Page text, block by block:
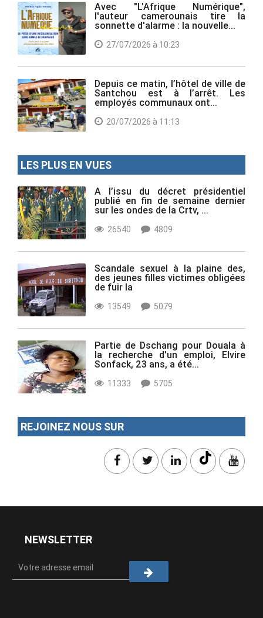
Avec "L'Afrique Numérique",
l'auteur camerounais tire la
sonnette d'alarme : la nouvelle...
27/07/2026 à 10:23
Depuis ce matin, l’hôtel de ville de
Santchou est à l’arrêt. Les
employés communaux ont...
20/07/2026 à 11:13
LES PLUS EN VUES
A l’issu du décret présidentiel
publié en fin de semaine dernier
sur les ondes de la Crtv, ...
26540 4809
Scandale sexuel à la plaine des,
des jeunes filles victimes obligées
de fuir la
13549 5079
Partie de Dschang pour Douala à
la recherche d'un emploi, Elvire
Sonfack, 23 ans, a été...
11333 5705
REJOINEZ NOUS SUR
NEWSLETTER